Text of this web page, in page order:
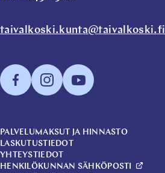
taivalkoski.kunta@taivalkoski.fi
PALVELUMAKSUT JA HINNASTO
LASKUTUSTIEDOT
YHTEYSTIEDOT
HENKILÖKUNNAN SÄHKÖPOSTI